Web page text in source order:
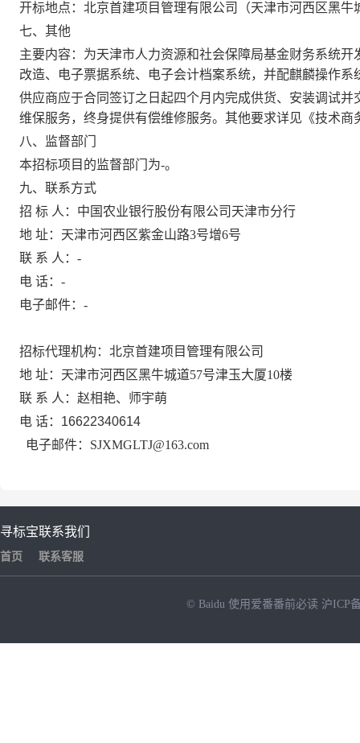
开标地点： 北京首建项目管理有限公司（天津市河西区黑牛
七、其他
主要内容：为天津市人力资源和社会保障局基金财务系统
改造、电子票据系统、电子会计档案系统，并配麒麟操作系
供应商应于合同签订之日起四个月内完成供货、安装调试
维保服务，终身提供有偿维修服务。其他要求详见《技术商
八、监督部门
本招标项目的监督部门为-。
九、联系方式
招 标 人：中国农业银行股份有限公司天津市分行
地 址：天津市河西区紫金山路3号增6号
联 系 人： -
电 话： -
电子邮件： -
招标代理机构： 北京首建项目管理有限公司
地 址： 天津市河西区黑牛城道57号津玉大厦10楼
联 系 人：赵相艳、师宇萌
电 话： 16622340614
电子邮件： SJXMGLTJ@163.com
寻标宝
首页
联系我们
联系客服
© Baidu 使用爱番番前必读 沪ICP